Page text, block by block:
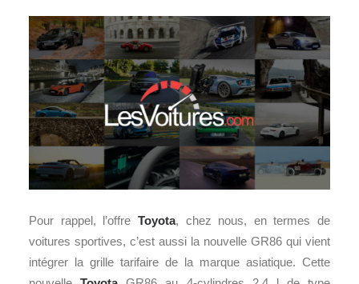
Pour rappel, l’offre Toyota, chez nous, en termes de
voitures sportives, c’est aussi la nouvelle GR86 qui vient
intégrer la grille tarifaire de la marque asiatique. Cette